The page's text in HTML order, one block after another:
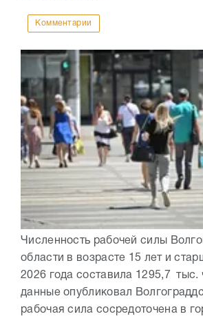
Комментарии
Численность рабочей силы
области в возрасте 15 лет и
2026 года составила 1295,7 тыс.
данные опубликовал
рабочая сила сосредоточена в